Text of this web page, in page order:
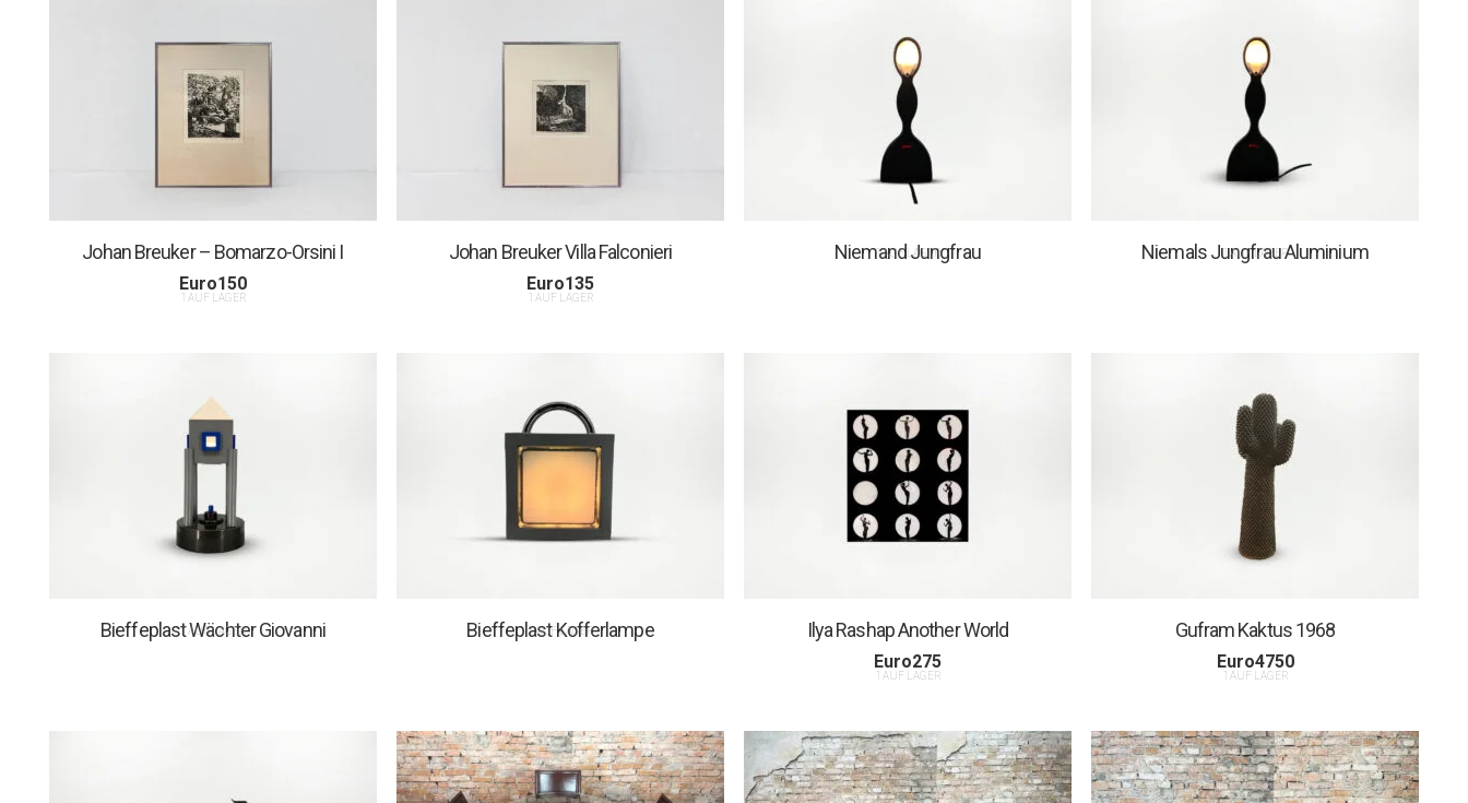
Johan Breuker – Bomarzo-Orsini I
Euro150
1 AUF LAGER
Johan Breuker Villa Falconieri
Euro135
1 AUF LAGER
Niemand Jungfrau
1 AUF LAGER Niemals Jungfrau Aluminium
1 AUF LAGER
Bieffeplast Wächter Giovanni
1 AUF LAGER Bieffeplast Kofferlampe
1 AUF LAGER Ilya Rashap Another World
Euro275
1 AUF LAGER
Gufram Kaktus 1968
Euro4750
1 AUF LAGER